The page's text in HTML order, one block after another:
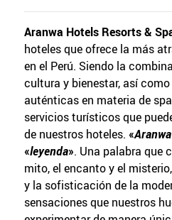
Aranwa Hotels Resorts &
hoteles que ofrece la más
en el Perú. Siendo la
cultura y bienestar, así
auténticas en materia de
servicios turísticos que
de nuestros hoteles. «Aranwa
«leyenda». Una palabra que
mito, el encanto y el
y la sofisticación de la
sensaciones que nuestros